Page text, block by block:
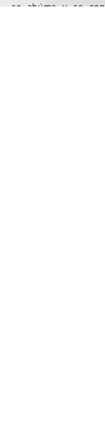
se ahúma y se